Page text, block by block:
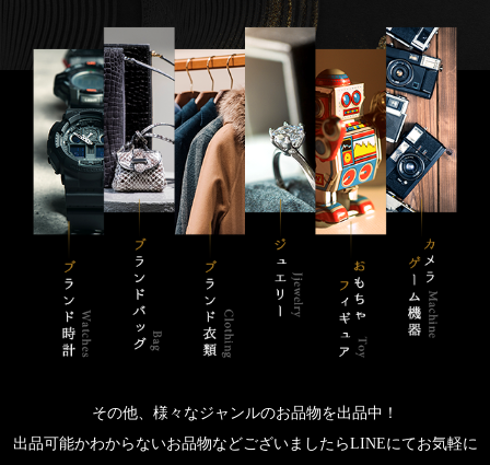
その他、様々なジャンルのお品物を出品中！
出品可能かわからないお品物などございましたらLINEにてお気軽に